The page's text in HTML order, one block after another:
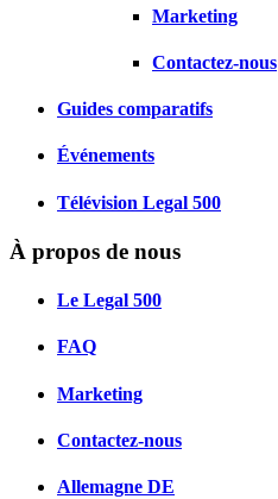
Marketing
Contactez-nous
Guides comparatifs
Événements
Télévision Legal 500
À propos de nous
Le Legal 500
FAQ
Marketing
Contactez-nous
Allemagne DE